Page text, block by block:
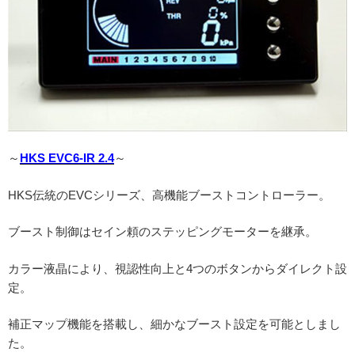
～ HKS EVC6-IR 2.4～
HKS伝統のEVCシリーズ、高機能ブーストコントローラー。
ブースト制御はセイン頼のステッピングモーターを継承。
カラー液晶により、視認性向上と4つのボタンからダイレクト設
定。
補正マップ機能を搭載し、細かなブースト設定を可能としまし
た。